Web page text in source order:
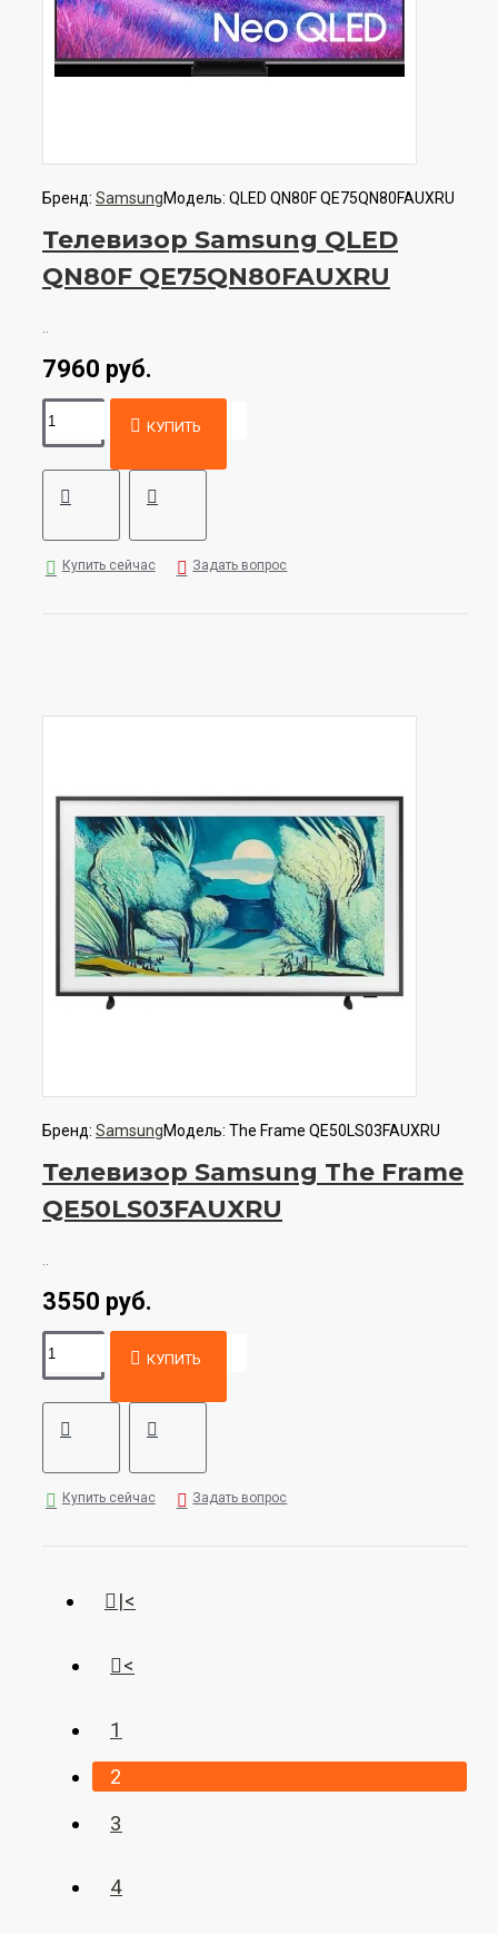
Бренд: SamsungМодель: QLED QN80F QE75QN80FAUXRU
Телевизор Samsung QLED
QN80F QE75QN80FAUXRU
7960 руб.
КУПИТЬ
Купить сейчас Задать вопрос
Бренд: SamsungМодель: The Frame QE50LS03FAUXRU
Телевизор Samsung The Frame
QE50LS03FAUXRU
3550 руб.
КУПИТЬ
Купить сейчас Задать вопрос
|<
<
1
2
3
4